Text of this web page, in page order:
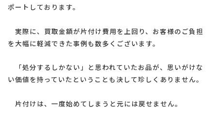
ポートしております。
実際に、買取金額が片付け費用を上回り、お客様のご負担
を大幅に軽減できた事例も数多くございます。
「処分するしかない」と思われていたお品が、思いがけな
い価値を持っていたということも決して珍しくありません。
片付けは、一度始めてしまうと元には戻せません。